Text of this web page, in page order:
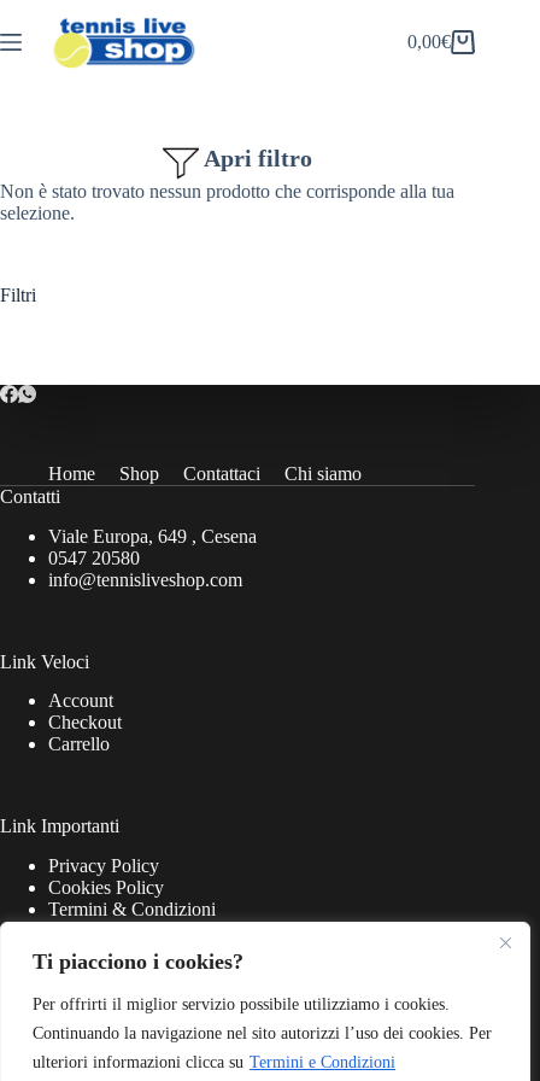
Ti piacciono i cookies?
Per offrirti il miglior servizio possibile utilizziamo i cookies.
Continuando la navigazione nel sito autorizzi l’uso dei cookies. Per
ulteriori informazioni clicca su Termini e Condizioni
al
contenuto
Carrello
0,00€
Apri filtro
Non è stato trovato nessun prodotto che corrisponde alla tua
selezione.
Filtri
Home Shop Contattaci
Chi siamo
Contatti
Viale Europa, 649 , Cesena
0547 20580
info@tennisliveshop.com
Link Veloci
Account
Checkout
Carrello
Link Importanti
Privacy Policy
Cookies Policy
Termini & Condizioni